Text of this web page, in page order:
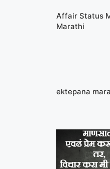
Affair Status
Marathi
ektepana